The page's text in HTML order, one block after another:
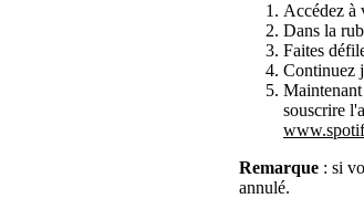
Accédez à
Dans la
Faites
Continuez
souscrire
Remarque : si
annulé.